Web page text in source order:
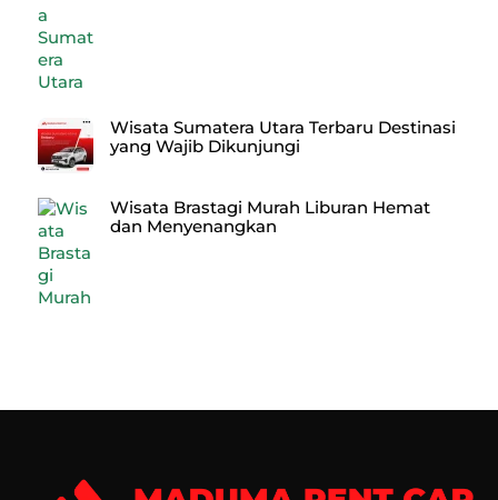
Wisata Sumatera Utara Terbaru Destinasi
yang Wajib Dikunjungi
Wisata Brastagi Murah Liburan Hemat
dan Menyenangkan